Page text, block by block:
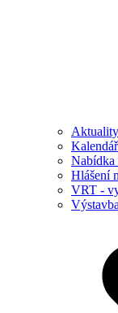
Aktuality
Nabídka
Hlášení
VRT -